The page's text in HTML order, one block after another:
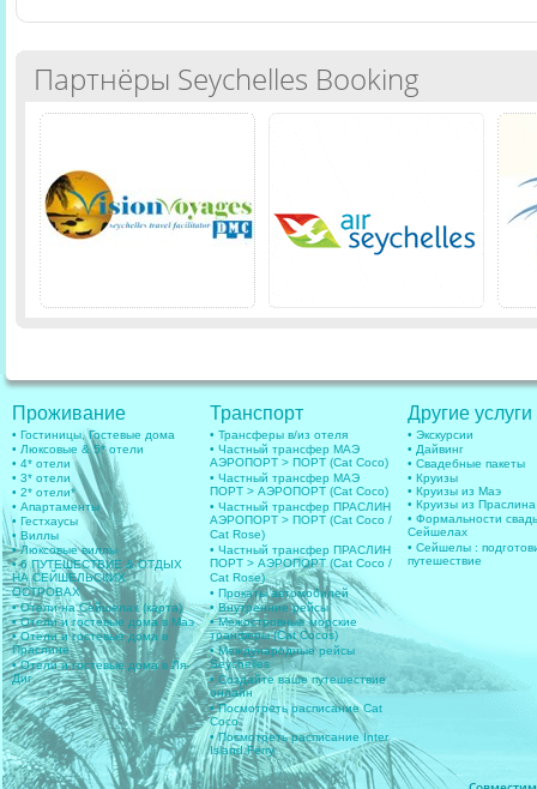
Партнёры Seychelles Booking
Проживание
• Гостиницы, Гостевые дома
• Люксовые & 5* отели
• 4* отели
• 3* отели
• 2* отели*
• Апартаменты
• Гестхаусы
• Виллы
• Люксовые виллы
• 6 ПУТЕШЕСТВИЕ & ОТДЫХ
НА СЕЙШЕЛЬСКИХ
ОСТРОВАХ
• Отели на Сейшелах (карта)
• Отели и гостевые дома в Маэ
• Отели и гостевые дома в
Праслине
• Отели и гостевые дома в Ля-
Диг
Транспорт
• Трансферы в/из отеля
• Частный трансфер МАЭ
АЭРОПОРТ > ПОРТ (Cat Coco)
• Частный трансфер МАЭ
ПОРТ > АЭРОПОРТ (Cat Coco)
• Частный трансфер ПРАСЛИН
АЭРОПОРТ > ПОРТ (Cat Coco /
Cat Rose)
• Частный трансфер ПРАСЛИН
ПОРТ > АЭРОПОРТ (Cat Coco /
Cat Rose)
• Прокаты автомобилей
• Внутренние рейсы
• Межостровные морские
транферы (Cat Cocos)
• Международные рейсы
Seychelles
• Создайте ваше путешествие
онлайн
• Посмотреть расписание Cat
Coco
• Посмотреть расписание Inter
Island Ferry
Другие услуги
• Экскурсии
• Дайвинг
• Свадебные пакеты
• Круизы
• Круизы из Маэ
• Круизы из Праслина
• Формальности
Сейшелах
• Сейшелы :
путешествие